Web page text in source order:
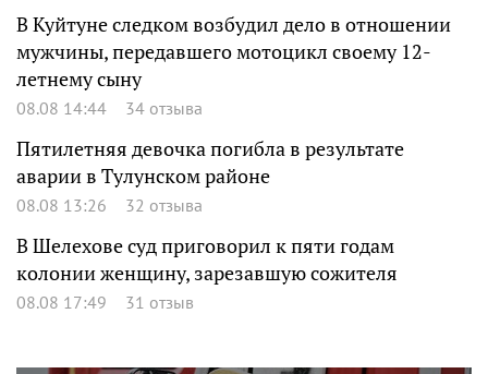
В Куйтуне следком возбудил дело в отношении
мужчины, передавшего мотоцикл своему 12-
летнему сыну
08.08 14:44 34 отзыва
Пятилетняя девочка погибла в результате
аварии в Тулунском районе
08.08 13:26 32 отзыва
В Шелехове суд приговорил к пяти годам
колонии женщину, зарезавшую сожителя
08.08 17:49 31 отзыв